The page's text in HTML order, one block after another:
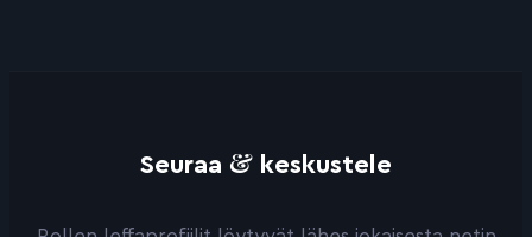
Seuraa & keskustele